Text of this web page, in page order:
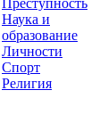
Преступность
Наука и
образование
Личности
Спорт
Религия